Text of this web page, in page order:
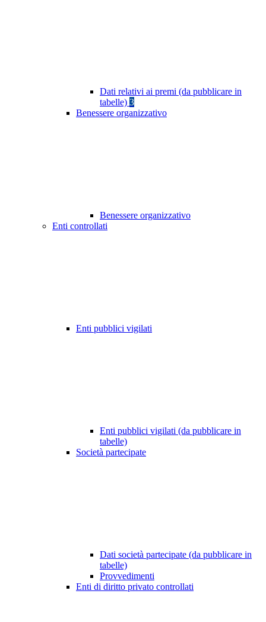
Dati relativi ai premi (da pubblicare in
tabelle) 3
Benessere organizzativo
Benessere organizzativo
Enti controllati
Enti pubblici vigilati
Enti pubblici vigilati (da pubblicare in
tabelle)
Società partecipate
Dati società partecipate (da pubblicare in
tabelle)
Provvedimenti
Enti di diritto privato controllati